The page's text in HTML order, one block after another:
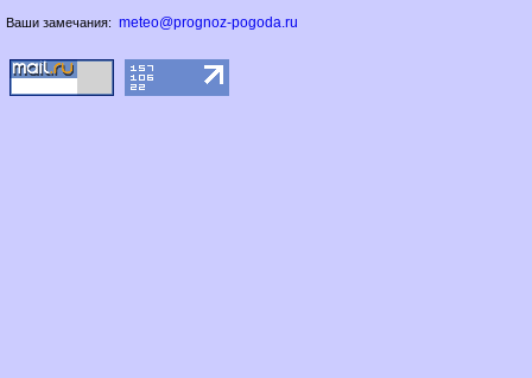
Ваши замечания: meteo@prognoz-pogoda.ru